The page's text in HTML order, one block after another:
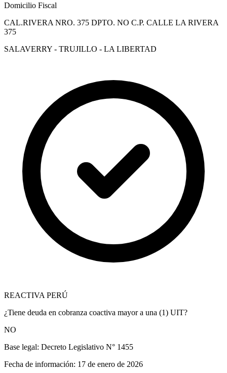
Domicilio Fiscal
CAL.RIVERA NRO. 375 DPTO. NO C.P. CALLE LA RIVERA
375
SALAVERRY - TRUJILLO - LA LIBERTAD
REACTIVA PERÚ
¿Tiene deuda en cobranza coactiva mayor a una (1) UIT?
NO
Base legal: Decreto Legislativo N° 1455
Fecha de información: 17 de enero de 2026